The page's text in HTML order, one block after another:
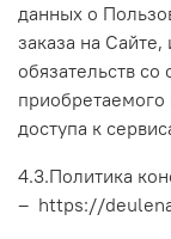
данных о
заказа на
обязательств
доступа к
4.3.Политика
– https://